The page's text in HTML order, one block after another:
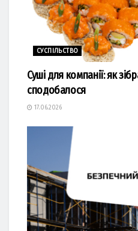
СУСПІЛЬСТВО
Суші для компанії: як
сподобалося
17.06.2026